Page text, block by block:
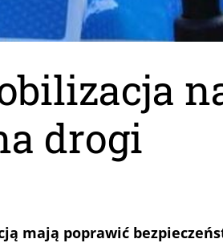
drogi
mają poprawić